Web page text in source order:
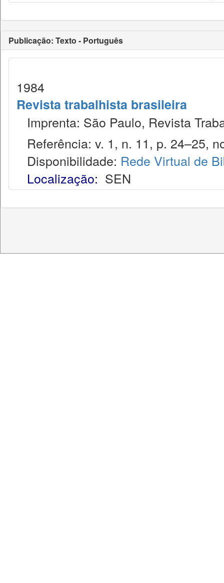
Publicação: Texto - Português
1984
Revista trabalhista brasileira
Imprenta: São Paulo, Revista
Referência: v. 1, n. 11, p. 24–25,
Disponibilidade: Rede Virtual de
Localização: SEN